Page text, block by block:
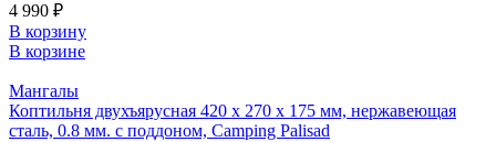
4 990 ₽
В корзину
В корзине
Мангалы
Коптильня двухъярусная 420 x 270 x 175 мм, нержавеющая
сталь, 0.8 мм. с поддоном, Camping Palisad